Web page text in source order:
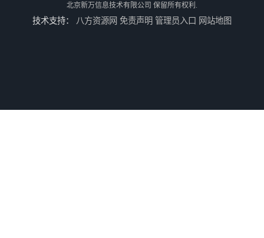
北京新万信息技术有限公司 保留所有权利.
技术支持： 八方资源网 免责声明 管理员入口 网站地图